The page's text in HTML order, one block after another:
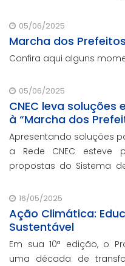
que não participaram da
05/06/2025
Marcha dos Prefeitos
Confira aqui alguns
05/06/2025
CNEC leva
à “Marcha dos
Apresentando soluções
a Rede CNEC esteve
propostas do Sistema
escolar e parcerias com
16/05/2025
Ação Climática:
Sustentável
Em sua 10ª edição, o
uma década de